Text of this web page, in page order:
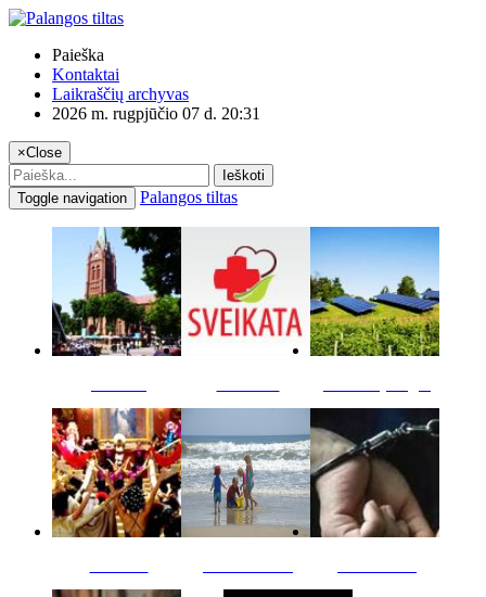
Paieška
Kontaktai
Laikraščių archyvas
2026 m. rugpjūčio 07 d. 20:31
×Close
Ieškoti
Toggle navigation
Palangos tiltas